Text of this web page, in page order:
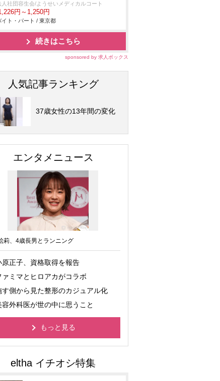
人社団容生会/ようせいメディカルコート
円～1,250円
イト・パート / 東京都
続きはこちら
sponsored by 求人ボックス
人気記事ランキング
37歳女性の13年間の変化
エンタメニュース
莉、4歳長男とランニング
原正子、資格取得を報告
ァミマとヒロアカがコラボ
す側から見た整形のカジュアル化
容外科医が世の中に思うこと
もっと見る